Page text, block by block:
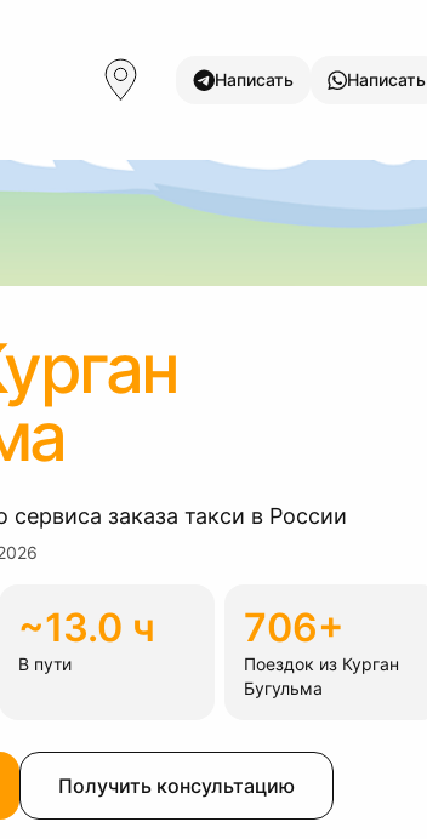
Написать Написать
сервиса заказа такси в России
~13.0 ч
В пути
706+
Поездок из Курган
Бугульма
Получить консультацию